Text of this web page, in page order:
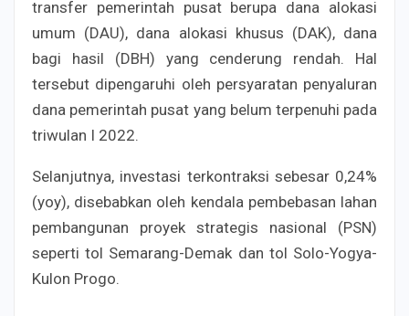
transfer pemerintah pusat berupa dana alokasi
umum (DAU), dana alokasi khusus (DAK), dana
bagi hasil (DBH) yang cenderung rendah. Hal
tersebut dipengaruhi oleh persyaratan penyaluran
dana pemerintah pusat yang belum terpenuhi pada
triwulan I 2022.
Selanjutnya, investasi terkontraksi sebesar 0,24%
(yoy), disebabkan oleh kendala pembebasan lahan
pembangunan proyek strategis nasional (PSN)
seperti tol Semarang-Demak dan tol Solo-Yogya-
Kulon Progo.